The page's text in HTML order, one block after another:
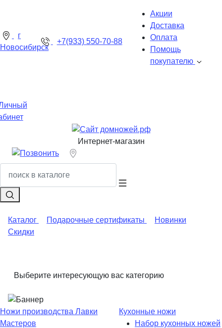
г
Новосибирск
+7(933) 550-70-88
Акции
Доставка
Оплата
Помощь
покупателю
Интернет-магазин
Каталог Подарочные сертификаты
Новинки
Скидки
Выберите интересующую вас категорию
Ножи производства Лавки
Мастеров
Кухонные ножи
Набор кухонных ножей